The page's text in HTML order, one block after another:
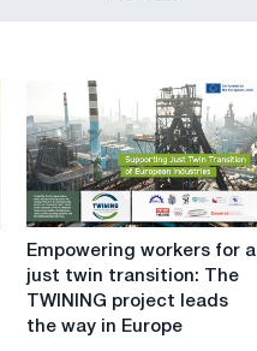
Empowering
workers
for
Empowering workers for a
just twin transition: The
TWINING project leads
the way in Europe